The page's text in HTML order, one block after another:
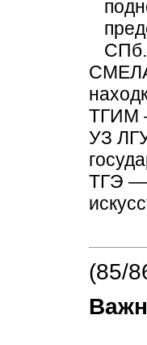
ТГИМ
УЗ
ТГЭ —
(85/